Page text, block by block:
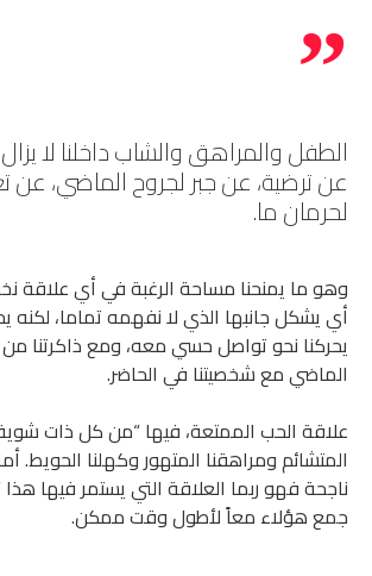
الطفل والمراهق والشاب داخلنا لا
عن ترضية، عن جبر لجروح الماضي،
لحرمان ما.
وهو ما يمنحنا مساحة الرغبة في أي علاقة
أي يشكل جانبها الذي لا نفهمه تماما، لكنه
يحركنا نحو تواصل حسي معه، ومع ذاكرتنا من
الماضي مع شخصيتنا في الحاضر.
علاقة الحب الممتعة، فيها “من كل ذات
المتشائم ومراهقنا المتهور وكهلنا الحويط.
ناجحة فهو ربما العلاقة التي يستمر فيها
جمع هؤلاء معاً لأطول وقت ممكن.